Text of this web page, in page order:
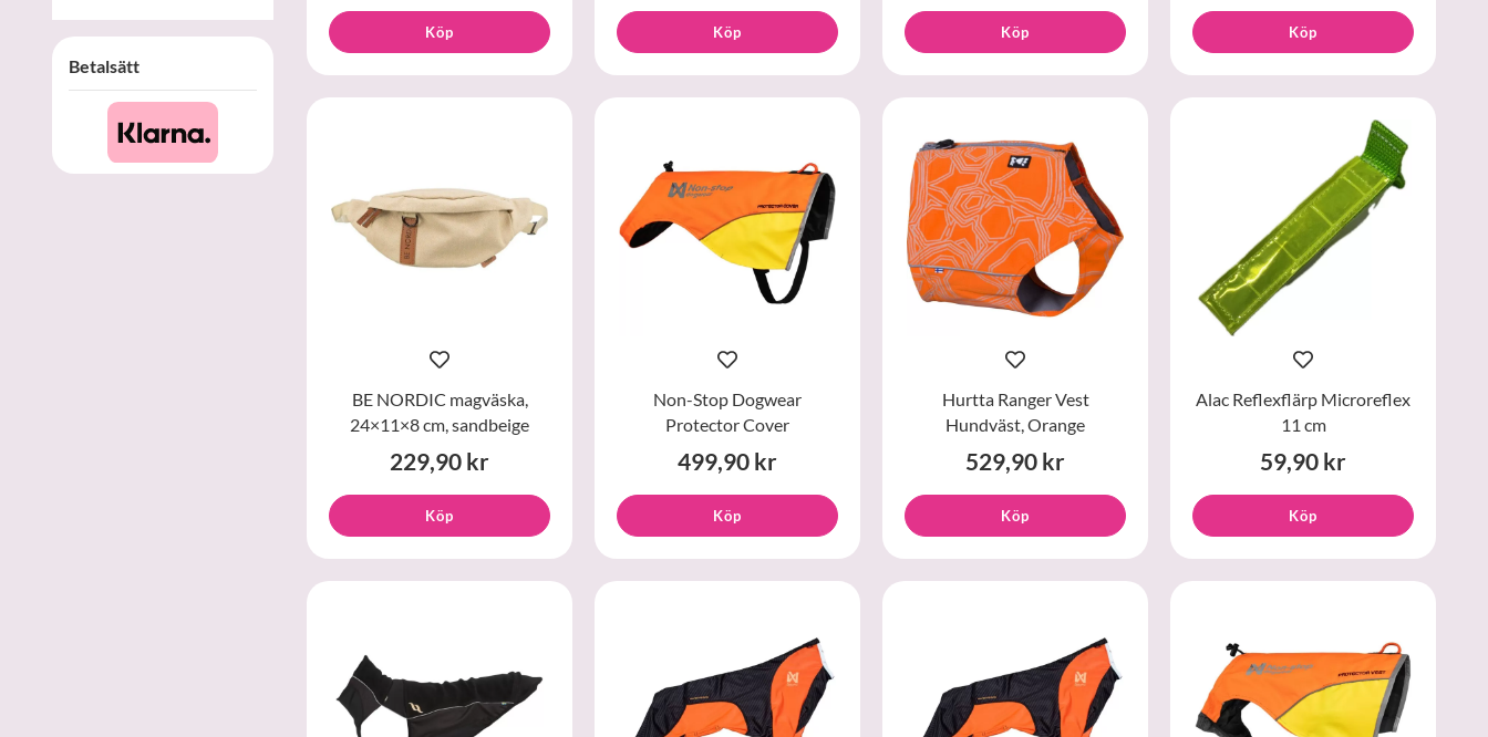
Betalsätt
Köp Köp Köp Köp
BE NORDIC magväska,
24×11×8 cm, sandbeige
229,90 kr
Köp
Non-Stop Dogwear
Protector Cover
499,90 kr
Köp
Hurtta Ranger Vest
Hundväst, Orange
529,90 kr
Köp
Alac Reflexflärp Microreflex
11 cm
59,90 kr
Köp